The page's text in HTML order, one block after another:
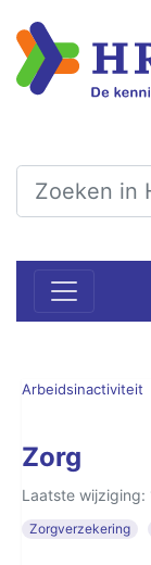
Arbeidsinactiviteit
Zorg
Laatste wijziging:
Zorgverzekering